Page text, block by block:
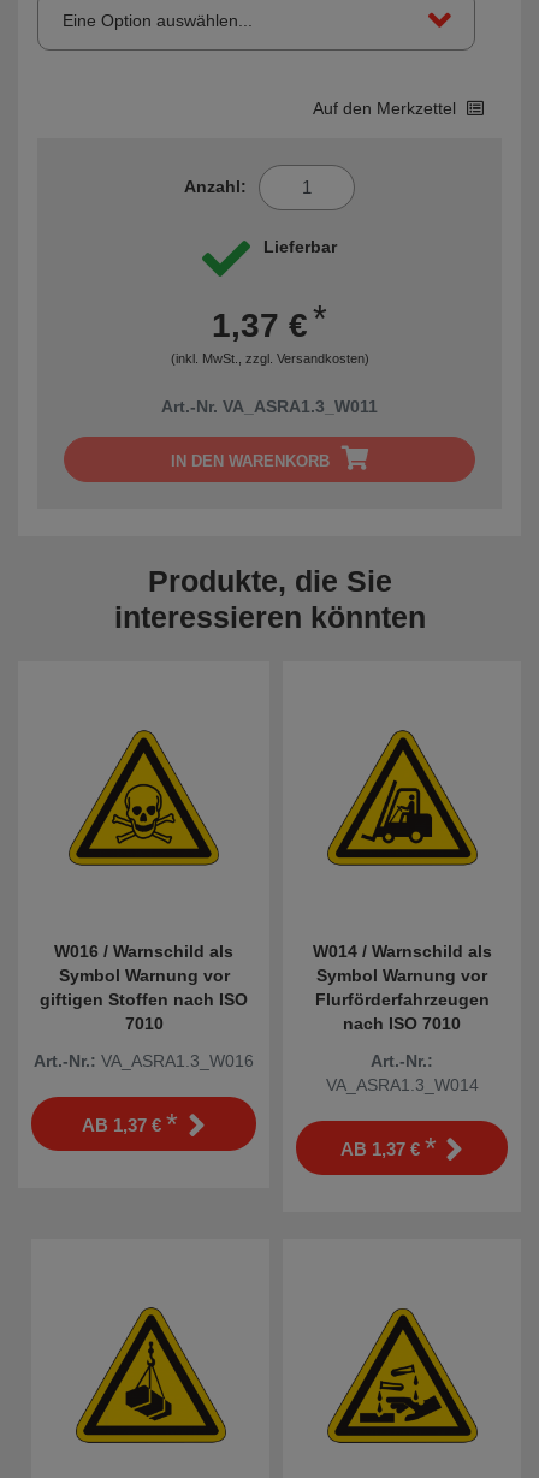
Eine Option auswählen...
Auf den Merkzettel
Anzahl:
Lieferbar
1,37 €*
(inkl. MwSt., zzgl. Versandkosten)
Art.-Nr. VA_ASRA1.3_W011
IN DEN WARENKORB
Produkte, die Sie
interessieren könnten
W016 / Warnschild als
Symbol Warnung vor
giftigen Stoffen nach ISO
7010
Art.-Nr.: VA_ASRA1.3_W016
AB 1,37 € *
W014 / Warnschild als
Symbol Warnung vor
Flurförderfahrzeugen
nach ISO 7010
Art.-Nr.:
VA_ASRA1.3_W014
AB 1,37 € *